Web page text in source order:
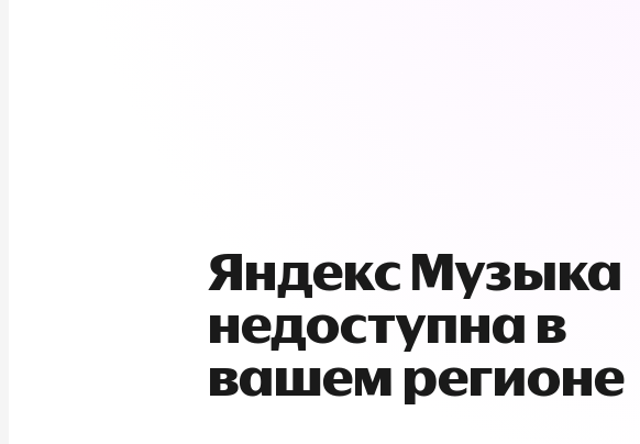
Яндекс Музыка
недоступна в
вашем регионе